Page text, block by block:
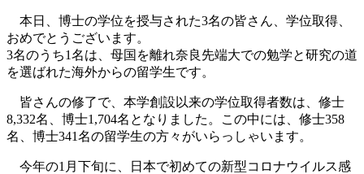
本日、博士の学位を授与された3名の皆さん、学位取得、
おめでとうございます。
3名のうち1名は、母国を離れ奈良先端大での勉学と研究の道
を選ばれた海外からの留学生です。
皆さんの修了で、本学創設以来の学位取得者数は、修士
8,332名、博士1,704名となりました。この中には、修士358
名、博士341名の留学生の方々がいらっしゃいます。
今年の1月下旬に、日本で初めての新型コロナウイルス感